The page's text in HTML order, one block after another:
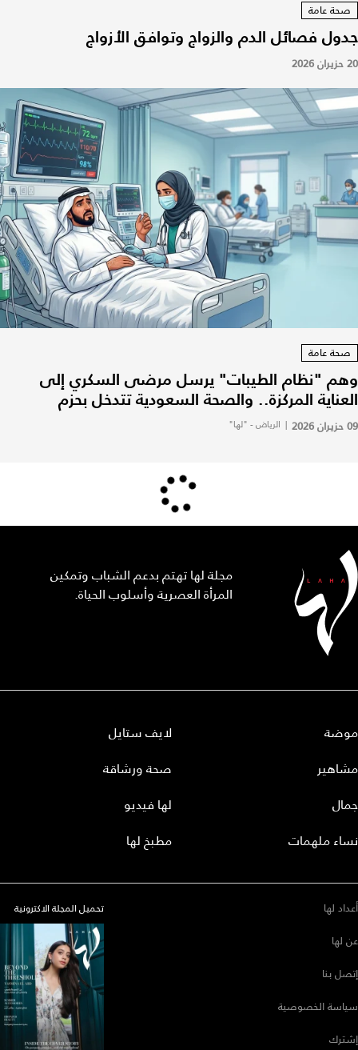
صحة عامة
جدول فصائل الدم والزواج وتوافق الأزواج
20 حزيران 2026
صحة عامة
وهم "نظام الطيبات" يرسل مرضى السكري إلى
العناية المركزة.. والصحة السعودية تتدخل بحزم
09 حزيران 2026 | الرياض - "لها"
مجلة لها تهتم بدعم الشباب وتمكين
المرأة العصرية وأسلوب الحياة.
موضة
مشاهير
جمال
نساء ملهمات
لايف ستايل
صحة ورشاقة
لها فيديو
مطبخ لها
أعداد لها
عن لها
إتصل بنا
سياسة الخصوصية
إشترك
تحميل المجلة الاكترونية